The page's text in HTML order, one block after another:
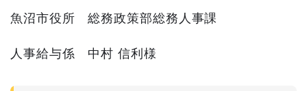
魚沼市役所 総務政策部総務人事課
人事給与係 中村 信利様